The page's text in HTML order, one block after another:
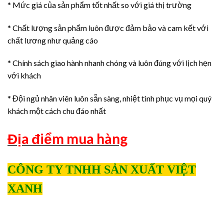
* Mức giá của sản phẩm tốt nhất so với giá thị trường
* Chất lượng sản phẩm luôn được đảm bảo và cam kết với
chất lương như quảng cáo
* Chính sách giao hành nhanh chóng và luôn đúng với lịch hẹn
với khách
* Đội ngủ nhân viên luôn sẵn sàng, nhiệt tình phục vụ mọi quý
khách một cách chu đáo nhất
Địa điểm mua hàng
CÔNG TY TNHH SẢN XUẤT VIỆT
XANH